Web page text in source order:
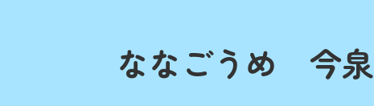
ななごうめ 今泉